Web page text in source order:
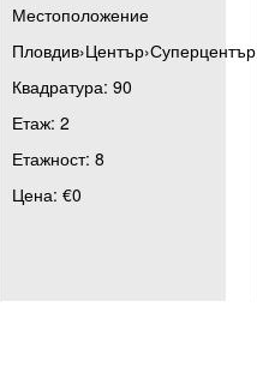
Местоположение
Пловдив›Център›Суперцентър
Квадратура: 90
Етаж: 2
Етажност: 8
Цена: €0